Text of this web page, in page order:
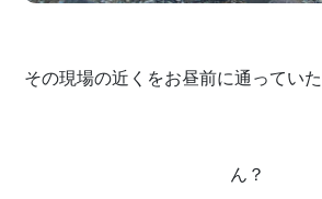
その現場の近くをお昼前に通っていた
ん？